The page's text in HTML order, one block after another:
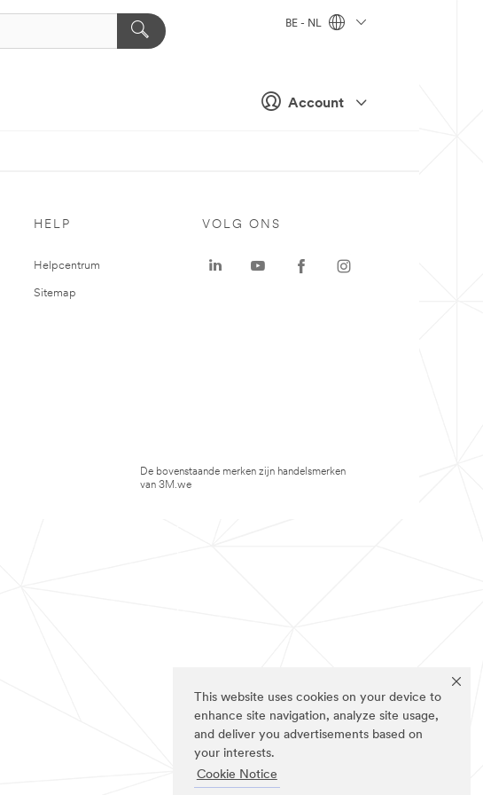
This website uses cookies on your device to
enhance site navigation, analyze site usage,
and deliver you advertisements based on
your interests.
Cookie Notice
Account
BE - NL
HELP
Helpcentrum
Sitemap
VOLG ONS
De bovenstaande merken zijn handelsmerken
van 3M.we